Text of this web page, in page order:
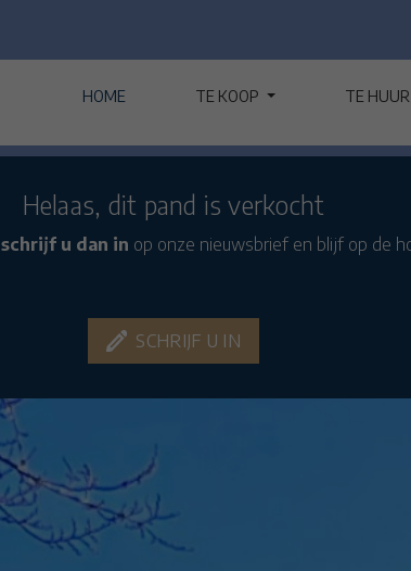
HOME TE KOOP TE HUUR
Helaas, dit pand is verkocht
schrijf u dan in op onze nieuwsbrief en blijf op de
SCHRIJF U IN